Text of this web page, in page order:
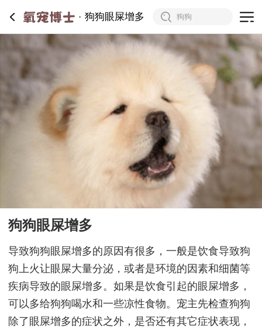
狗狗眼屎增多
狗狗眼屎增多
导致狗狗眼屎增多的原因有很多，一般是饮食导致狗
狗上火让眼屎大量分泌，或者是环境的因素和细菌等
疾病导致的眼屎增多。如果是饮食引起的眼屎增多，
可以多给狗狗喝水和一些凉性食物。宠主先检查狗狗
除了眼屎增多的症状之外，是否还有其它症状表现，